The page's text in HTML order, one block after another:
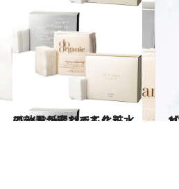
2011.8.16
コットン選びでも化粧水の効果が変わってくる
ビューティ＆ヘルス 「